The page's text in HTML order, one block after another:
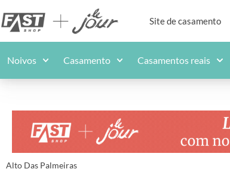
Site de casamento
Noivos Casamento Casamentos reais
Alto Das Palmeiras